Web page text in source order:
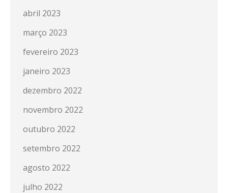
abril 2023
março 2023
fevereiro 2023
janeiro 2023
dezembro 2022
novembro 2022
outubro 2022
setembro 2022
agosto 2022
julho 2022